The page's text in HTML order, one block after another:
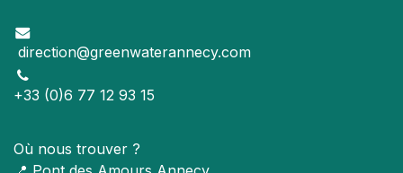
direction@greenwaterannecy.com
+33 (0)6 77 12 93 15
Où nous trouver ?